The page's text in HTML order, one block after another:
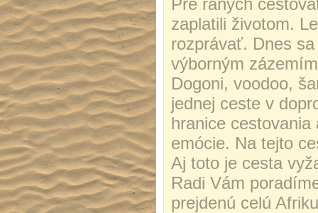
Pre raných
zaplatili životom.
rozprávať. Dnes
výborným
Dogoni, voodoo,
jednej ceste v
hranice
emócie. Na tejto
Aj toto je cesta
Radi Vám
prejdenú celú